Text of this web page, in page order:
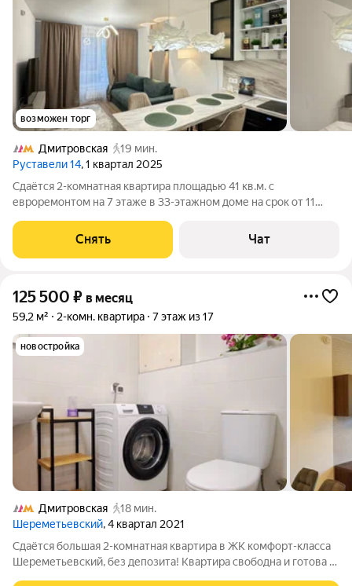
возможен торг
Дмитровская
19 мин.
Руставели 14, 1 квартал 2025
Сдаётся 2-комнатная квартира площадью 41 кв.м. с
евроремонтом на 7 этаже в 33-этажном доме на срок от 11
Стиральная машина Холодильник Посудомоечная машина
Кондиционер Микроволновка Пылесос Дом
Снять Чат
125 500 ₽ в месяц
59,2 м² 2-комн. квартира 7 этаж из 17
новостройка
Дмитровская
18 мин.
Шереметьевский, 4 квартал 2021
Сдаётся большая 2-комнатная квартира в ЖК комфорт-класса
Шереметьевский, без депозита! Квартира свободна и готова к